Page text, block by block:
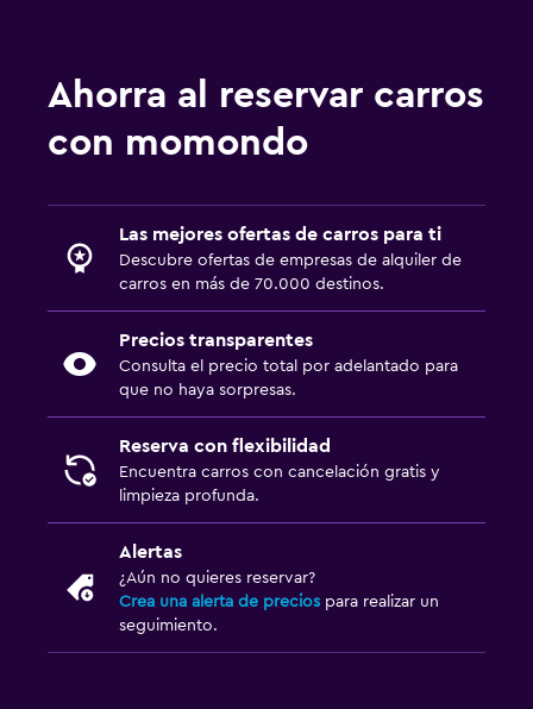
Ahorra al reservar carros
con momondo
Las mejores ofertas de carros para ti
Descubre ofertas de empresas de alquiler de
carros en más de 70.000 destinos.
Precios transparentes
Consulta el precio total por adelantado para
que no haya sorpresas.
Reserva con flexibilidad
Encuentra carros con cancelación gratis y
limpieza profunda.
Alertas
¿Aún no quieres reservar?
Crea una alerta de precios para realizar un
seguimiento.